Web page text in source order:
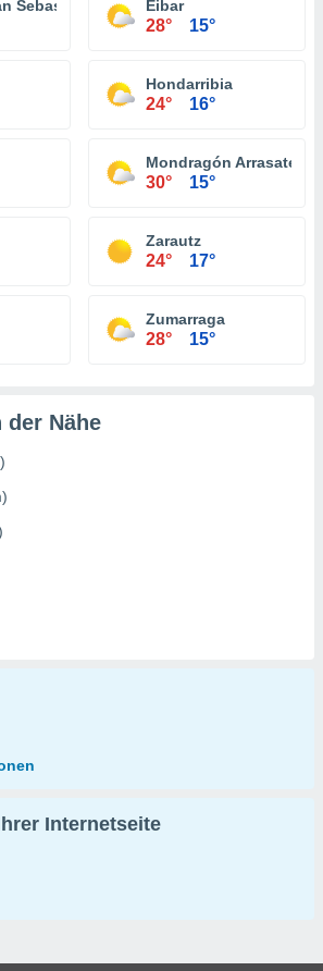
Sebastián Eibar
28° 15°
Hondarribia
24° 16°
Mondragón Arrasate
30° 15°
Zarautz
24° 17°
Zumarraga
28° 15°
Nähe
Internetseite